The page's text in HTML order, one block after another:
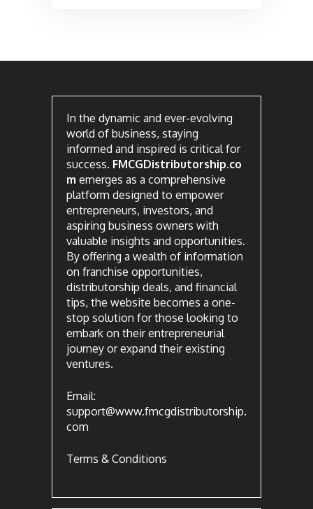
In the dynamic and ever-evolving
world of business, staying
informed and inspired is critical for
success. FMCGDistributorship.co
m emerges as a comprehensive
platform designed to empower
entrepreneurs, investors, and
aspiring business owners with
valuable insights and opportunities.
By offering a wealth of information
on franchise opportunities,
distributorship deals, and financial
tips, the website becomes a one-
stop solution for those looking to
embark on their entrepreneurial
journey or expand their existing
ventures.
Email:
support@www.fmcgdistributorship.
com
Terms & Conditions